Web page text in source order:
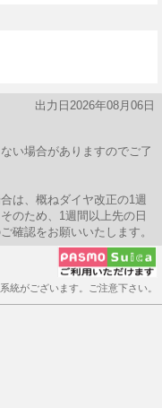
出力日2026年08月06日
い場合がありますのでご了
は、概ねダイヤ改正の1週
のため、1週間以上先の日
確認をお願いいたします。
統がございます。ご注意下さい。